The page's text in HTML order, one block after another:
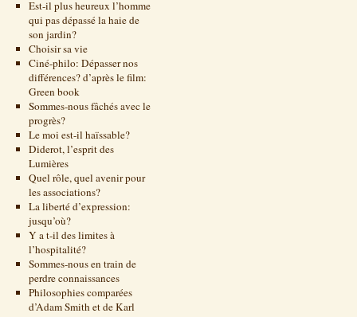
Est-il plus heureux l’homme
qui pas dépassé la haie de
son jardin?
Choisir sa vie
Ciné-philo: Dépasser nos
différences? d’après le film:
Green book
Sommes-nous fâchés avec le
progrès?
Le moi est-il haïssable?
Diderot, l’esprit des
Lumières
Quel rôle, quel avenir pour
les associations?
La liberté d’expression:
jusqu’où?
Y a t-il des limites à
l’hospitalité?
Sommes-nous en train de
perdre connaissances
Philosophies comparées
d’Adam Smith et de Karl